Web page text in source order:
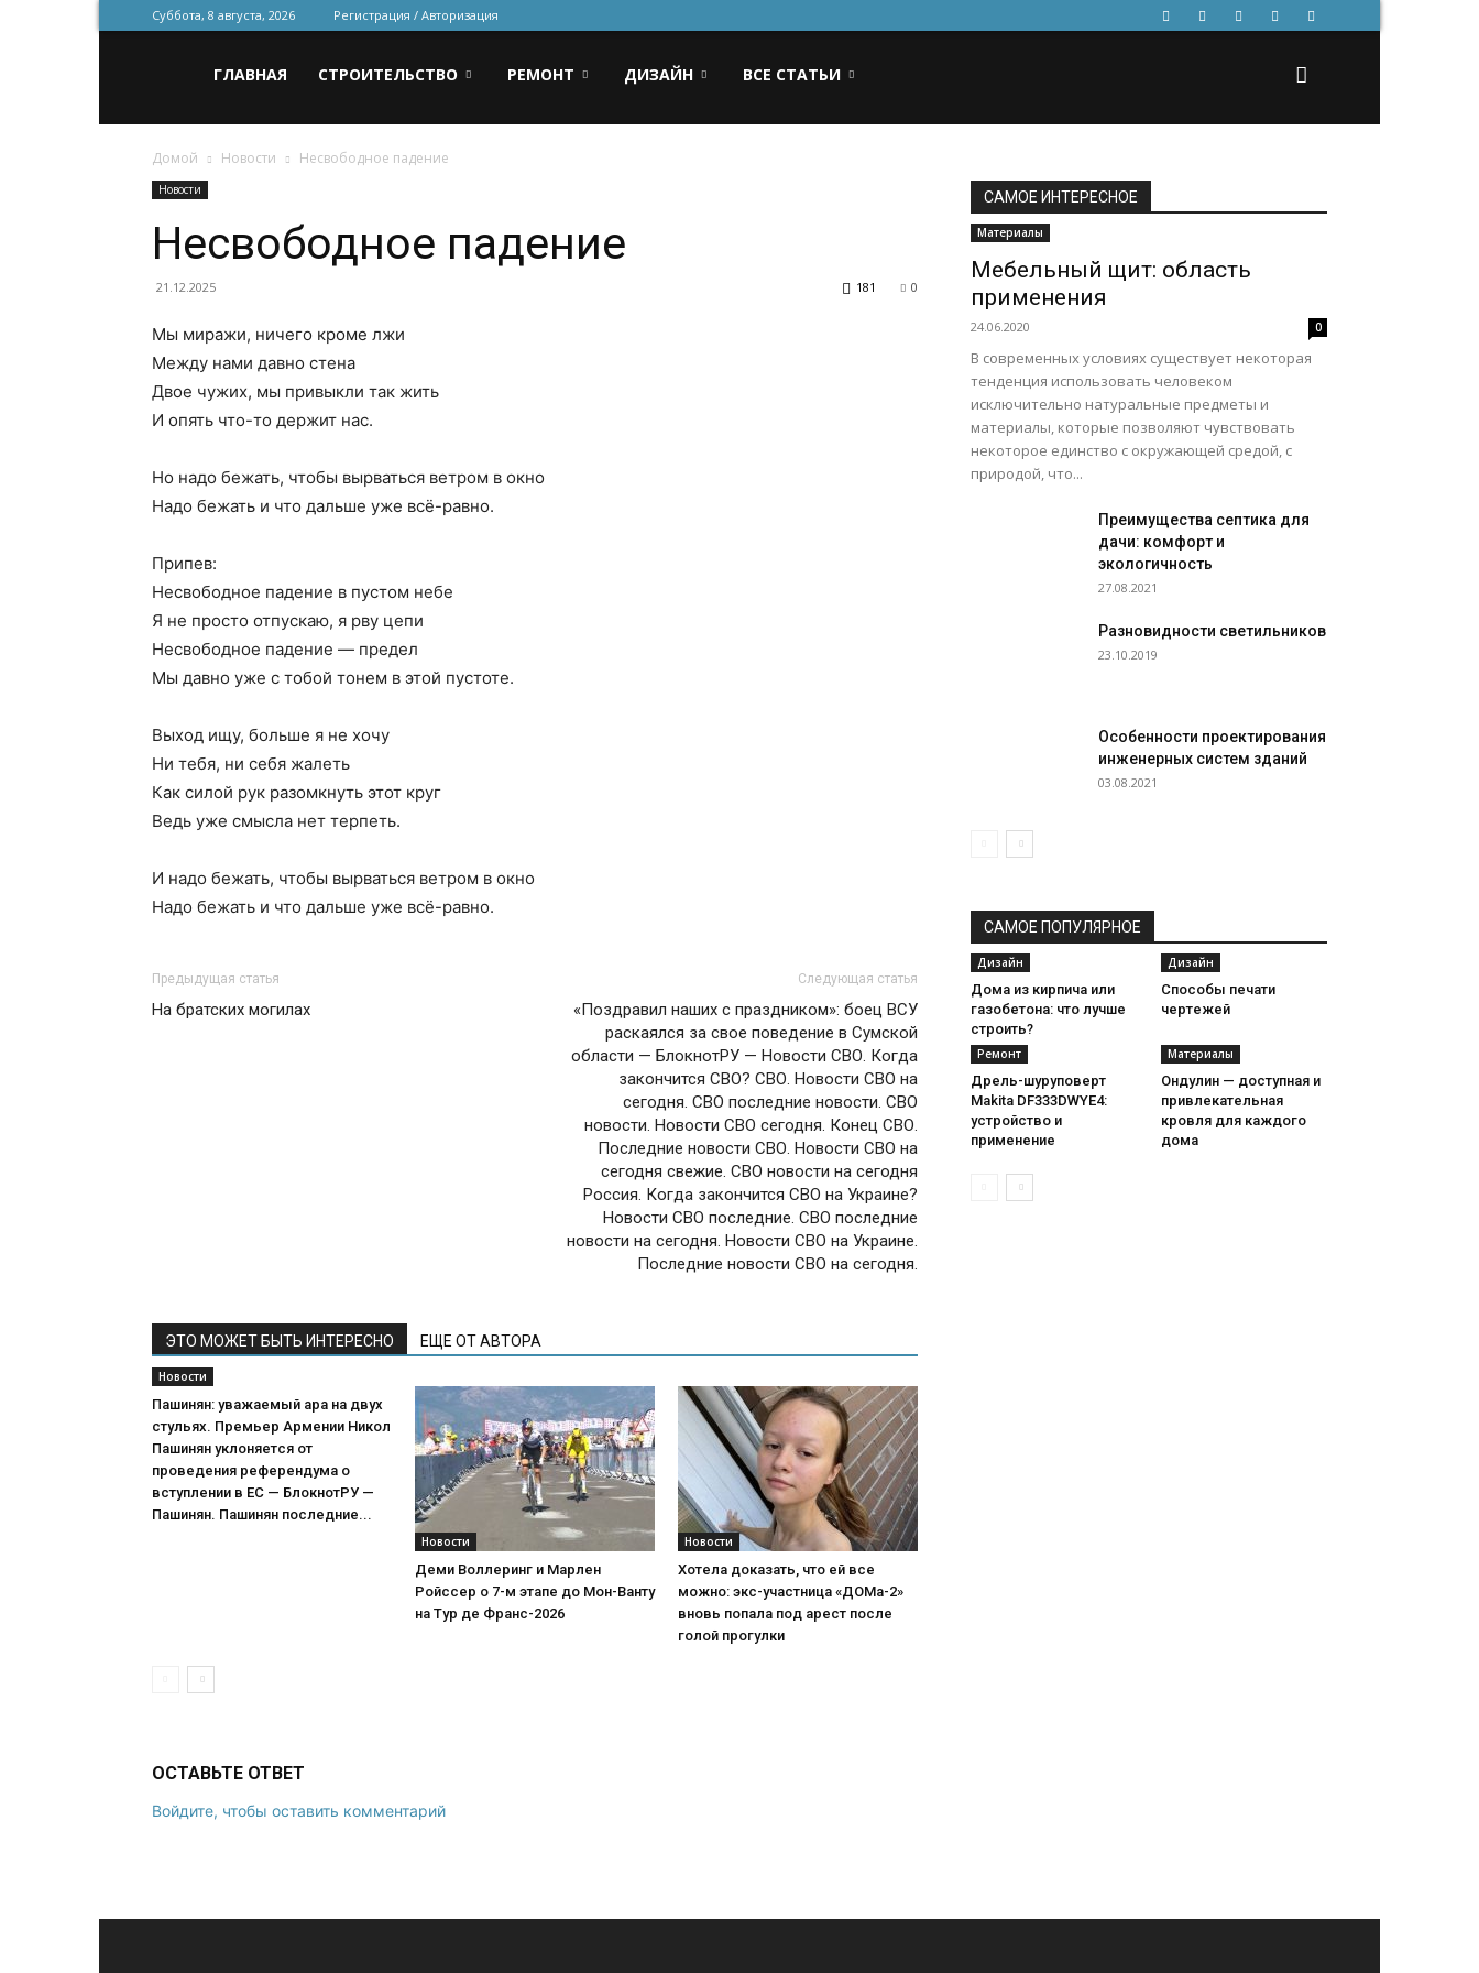
Суббота, 8 августа, 2026 Регистрация / Авторизация
для
строительства
и
ремонта
ГЛАВНАЯ СТРОИТЕЛЬСТВО РЕМОНТ ДИЗАЙН ВСЕ СТАТЬИ
Домой Новости Несвободное падение
Новости
Несвободное падение
21.12.2025 0
181
Мы миражи, ничего кроме лжи
Между нами давно стена
Двое чужих, мы привыкли так жить
И опять что-то держит нас.
Но надо бежать, чтобы вырваться ветром в окно
Надо бежать и что дальше уже всё-равно.
Припев:
Несвободное падение в пустом небе
Я не просто отпускаю, я рву цепи
Несвободное падение — предел
Мы давно уже с тобой тонем в этой пустоте.
Выход ищу, больше я не хочу
Ни тебя, ни себя жалеть
Как силой рук разомкнуть этот круг
Ведь уже смысла нет терпеть.
И надо бежать, чтобы вырваться ветром в окно
Надо бежать и что дальше уже всё-равно.
Предыдущая статья
На братских могилах
Следующая статья
«Поздравил наших с праздником»: боец ВСУ
раскаялся за свое поведение в Сумской
области — БлокнотРУ — Новости СВО. Когда
закончится СВО? СВО. Новости СВО на
сегодня. СВО последние новости. СВО
новости. Новости СВО сегодня. Конец СВО.
Последние новости СВО. Новости СВО на
сегодня свежие. СВО новости на сегодня
Россия. Когда закончится СВО на Украине?
Новости СВО последние. СВО последние
новости на сегодня. Новости СВО на Украине.
Последние новости СВО на сегодня.
ЭТО МОЖЕТ БЫТЬ ИНТЕРЕСНО ЕЩЕ ОТ АВТОРА
Новости
Пашинян: уважаемый ара на двух
стульях. Премьер Армении Никол
Пашинян уклоняется от
проведения референдума о
вступлении в ЕС — БлокнотРУ —
Пашинян. Пашинян последние...
Новости
Деми Воллеринг и Марлен
Ройссер о 7-м этапе до Мон-Ванту
на Тур де Франс-2026
Новости
Хотела доказать, что ей все
можно: экс-участница «ДОМа-2»
вновь попала под арест после
голой прогулки
ОСТАВЬТЕ ОТВЕТ
Войдите, чтобы оставить комментарий
САМОЕ ИНТЕРЕСНОЕ
Материалы
Мебельный щит: область
применения
24.06.2020 0
В современных условиях существует некоторая
тенденция использовать человеком
исключительно натуральные предметы и
материалы, которые позволяют чувствовать
некоторое единство с окружающей средой, с
природой, что...
Преимущества септика для
дачи: комфорт и
экологичность
27.08.2021
Разновидности светильников
23.10.2019
Особенности проектирования
инженерных систем зданий
03.08.2021
САМОЕ ПОПУЛЯРНОЕ
Дизайн
Дома из кирпича или
газобетона: что лучше
строить?
Дизайн
Способы печати
чертежей
Ремонт
Дрель-шуруповерт
Makita DF333DWYE4:
устройство и
применение
Материалы
Ондулин — доступная и
привлекательная
кровля для каждого
дома